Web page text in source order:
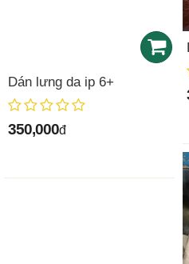
Dán lưng da ip 6+
350,000đ